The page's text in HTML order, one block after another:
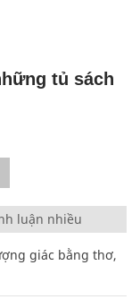
tủ sách
luận nhiều
giác bằng thơ,